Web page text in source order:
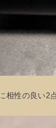
相性の良い2